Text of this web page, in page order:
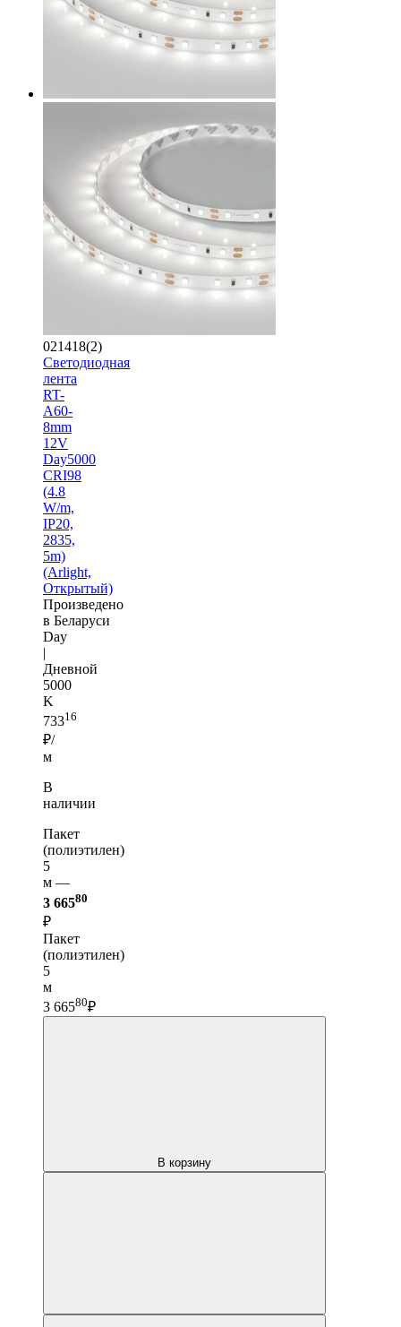
021418(2)
Светодиодная
лента
RT-
A60-
8mm
12V
Day5000
CRI98
(4.8
W/m,
IP20,
2835,
5m)
(Arlight,
Открытый)
Произведено
в Беларуси
Day
|
Дневной
5000
K
73316
₽/
м
В
наличии
Пакет
(полиэтилен)
5
м —
3 66580
₽
Пакет
(полиэтилен)
5
м
3 66580₽
В корзину